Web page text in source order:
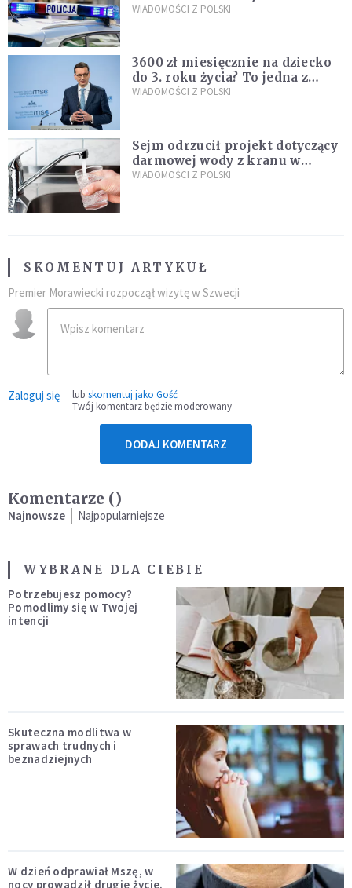
Policja zatrzymała dwóch
WIADOMOŚCI Z POLSKI
3600 zł miesięcznie na dziecko
do 3. roku życia? To jedna z
propozycji programu "Rozwój
WIADOMOŚCI Z POLSKI
Sejm odrzucił projekt dotyczący
darmowej wody z kranu w
restauracjach
WIADOMOŚCI Z POLSKI
SKOMENTUJ ARTYKUŁ
Premier Morawiecki rozpoczął wizytę w Szwecji
Zaloguj się lub skomentuj jako Gość
Twój komentarz będzie moderowany
DODAJ KOMENTARZ
Komentarze ()
Najnowsze Najpopularniejsze
WYBRANE DLA CIEBIE
Potrzebujesz pomocy?
Pomodlimy się w Twojej
intencji
Skuteczna modlitwa w
sprawach trudnych i
beznadziejnych
W dzień odprawiał Mszę, w
nocy prowadził drugie życie.